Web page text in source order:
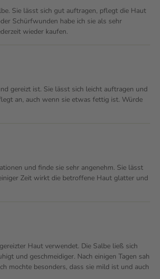
Sie lässt sich gut auftragen, pflegt die Haut
Schürfwunden habe ich sie als sehr
wieder kaufen.
gereizt ist. Sie lässt sich leicht auftragen und
an, auch wenn sie etwas fettig ist. Würde
und finde sie sehr angenehm. Sie lässt
Zeit wirkt die betroffene Haut glatter und
Haut verwendet. Die Salbe ließ sich
und geschmeidiger. Nach einigen Tagen sah
mochte besonders, dass sie mild ist und auch